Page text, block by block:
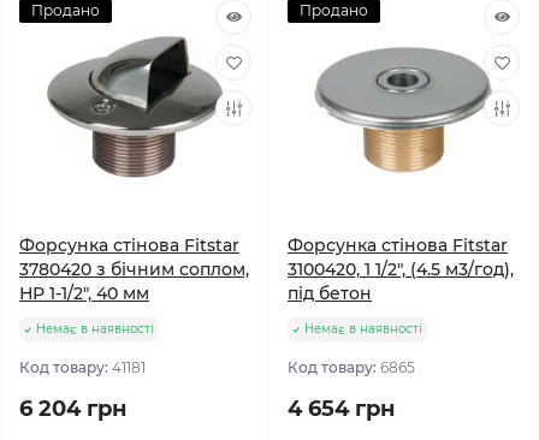
Продано
Форсунка стінова Fitstar
3780420 з бічним соплом,
НР 1-1/2", 40 мм
Немає в наявності
Код товару: 41181
6 204 грн
Продано
Форсунка стінова Fitstar
3100420, 1 1/2", (4.5 м3/год),
під бетон
Немає в наявності
Код товару: 6865
4 654 грн